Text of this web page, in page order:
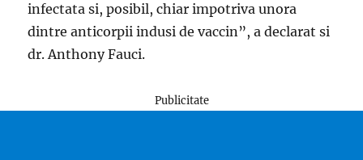
infectata si, posibil, chiar impotriva unora
dintre anticorpii indusi de vaccin”, a declarat si
dr. Anthony Fauci.
Publicitate